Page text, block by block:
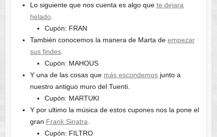
Lo siguiente que nos cuenta es algo que te dejara
helado
Cupón: FRAN
También conocemos la manera de Marta de empezar
sus findes.
Cupón: MAHOUS
Y una de las cosas que más escondemosjunto a
nuestro antiguo muro del Tuenti.
Cupón: MARTUKI
Y por ultimo la música de estos cupones nos la pone el
gran Frank Sinatra
Cupón: FILTRO